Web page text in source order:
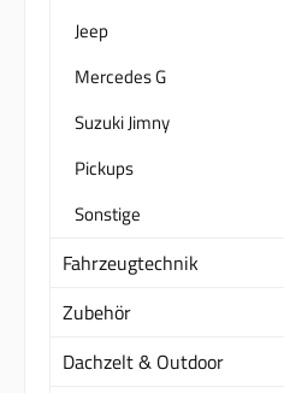
Jeep
Mercedes G
Suzuki Jimny
Pickups
Sonstige
Fahrzeugtechnik
Zubehör
Dachzelt & Outdoor